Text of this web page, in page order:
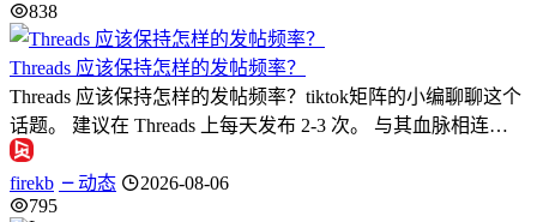
838
Threads 应该保持怎样的发帖频率？
Threads 应该保持怎样的发帖频率？tiktok矩阵的小编聊聊这个
话题。 建议在 Threads 上每天发布 2-3 次。 与其血脉相连…
firekb 动态
2026-08-06
795